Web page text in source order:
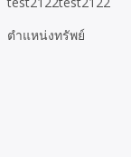
ตำแหน่งทรัพย์